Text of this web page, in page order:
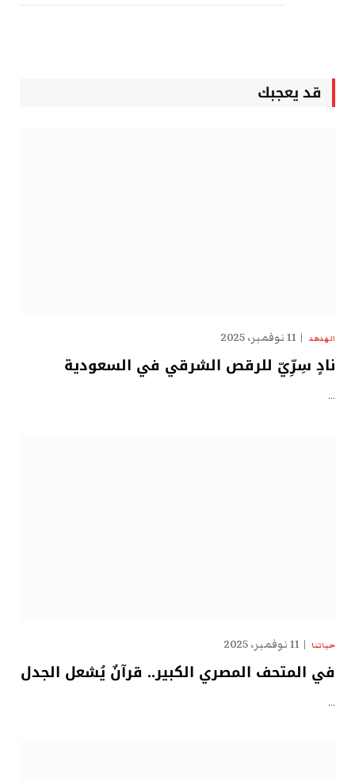
قد يعجبك
الهدهد 11 نوفمبر، 2025
نادٍ سِرِّيّ للرقص الشرقي في السعودية
…
حياتنا 11 نوفمبر، 2025
في المتحف المصري الكبير.. قرآنٌ يُشعل الجدل
…